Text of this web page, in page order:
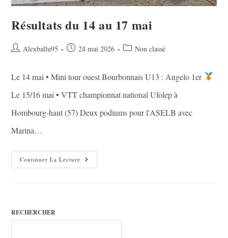
Résultats du 14 au 17 mai
Auteur/autrice
publication :
Alexballu95
Publication
24 mai 2026
PostNon classé
Le 14 mai • Mini tour ouest Bourbonnais U13 : Angelo 1er
Le 15/16 mai • VTT championnat national Ufolep à
Hombourg-haut (57) Deux podiums pour l'ASELB avec
Marina…
Continuer La Lecture Résultats
Du
RECHERCHER